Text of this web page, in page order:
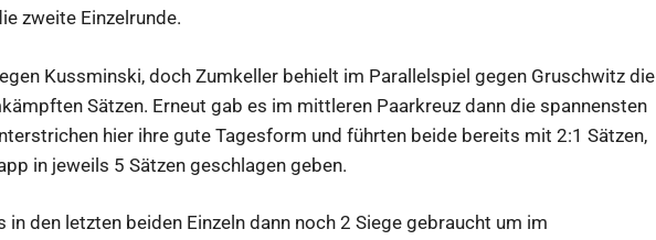
zweite Einzelrunde.
Kussminski, doch Zumkeller behielt im Parallelspiel gegen Gruschwitz die
Sätzen. Erneut gab es im mittleren Paarkreuz dann die spannensten
hier ihre gute Tagesform und führten beide bereits mit 2:1 Sätzen,
in jeweils 5 Sätzen geschlagen geben.
in den letzten beiden Einzeln dann noch 2 Siege gebraucht um im